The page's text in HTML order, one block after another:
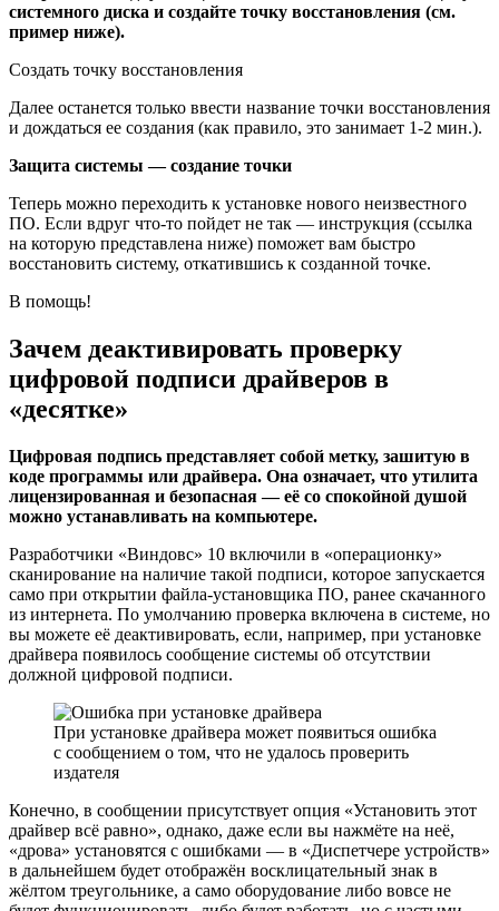
системного диска и создайте точку восстановления (см.
пример ниже).
Создать точку восстановления
Далее останется только ввести название точки восстановления
и дождаться ее создания (как правило, это занимает 1-2 мин.).
Защита системы — создание точки
Теперь можно переходить к установке нового неизвестного
ПО. Если вдруг что-то пойдет не так — инструкция (ссылка
на которую представлена ниже) поможет вам быстро
восстановить систему, откатившись к созданной точке.
В помощь!
Зачем деактивировать проверку
цифровой подписи драйверов в
«десятке»
Цифровая подпись представляет собой метку, зашитую в
коде программы или драйвера. Она означает, что утилита
лицензированная и безопасная — её со спокойной душой
можно устанавливать на компьютере.
Разработчики «Виндовс» 10 включили в «операционку»
сканирование на наличие такой подписи, которое запускается
само при открытии файла-установщика ПО, ранее скачанного
из интернета. По умолчанию проверка включена в системе, но
вы можете её деактивировать, если, например, при установке
драйвера появилось сообщение системы об отсутствии
должной цифровой подписи.
При установке драйвера может появиться ошибка
с сообщением о том, что не удалось проверить
издателя
Конечно, в сообщении присутствует опция «Установить этот
драйвер всё равно», однако, даже если вы нажмёте на неё,
«дрова» установятся с ошибками — в «Диспетчере устройств»
в дальнейшем будет отображён восклицательный знак в
жёлтом треугольнике, а само оборудование либо вовсе не